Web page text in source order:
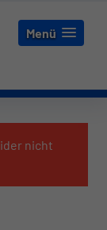
Menü
nicht